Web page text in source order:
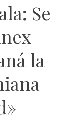
Se
la